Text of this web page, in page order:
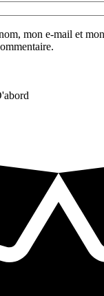
mon e-mail et